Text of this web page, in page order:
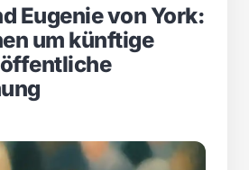
Eugenie von York:
um künftige